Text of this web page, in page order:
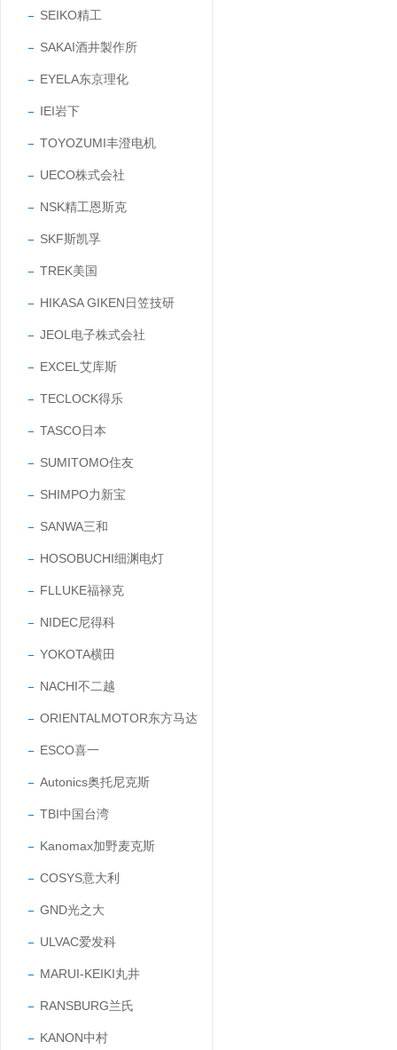
SEIKO精工
SAKAI酒井製作所
EYELA东京理化
IEI岩下
TOYOZUMI丰澄电机
UECO株式会社
NSK精工恩斯克
SKF斯凯孚
TREK美国
HIKASA GIKEN日笠技研
JEOL电子株式会社
EXCEL艾库斯
TECLOCK得乐
TASCO日本
SUMITOMO住友
SHIMPO力新宝
SANWA三和
HOSOBUCHI细渊电灯
FLLUKE福禄克
NIDEC尼得科
YOKOTA横田
NACHI不二越
ORIENTALMOTOR东方马达
ESCO喜一
Autonics奥托尼克斯
TBI中国台湾
Kanomax加野麦克斯
COSYS意大利
GND光之大
ULVAC爱发科
MARUI-KEIKI丸井
RANSBURG兰氏
KANON中村